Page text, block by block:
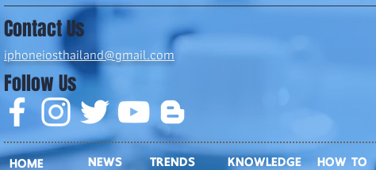
Contact Us
iphoneiosthailand@gmail.com
Follow Us
HOME NEWS TRENDS KNOWLEDGE HOW TO